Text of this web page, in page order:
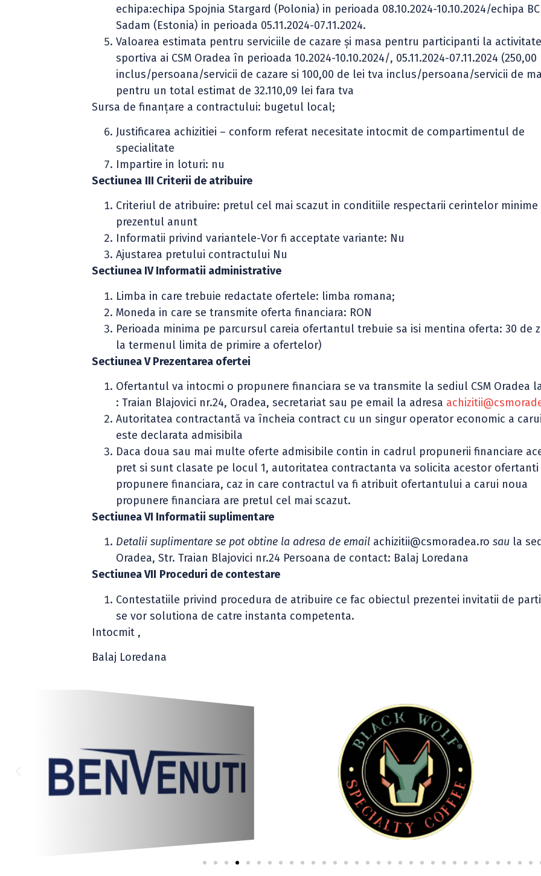
echipa:echipa Spojnia Stargard (Polonia) in perioada 08.10.2024-10.10.2024/echipa
Sadam (Estonia) in perioada 05.11.2024-07.11.2024.
Valoarea estimata pentru serviciile de cazare și masa pentru participanti la
sportiva ai CSM Oradea în perioada 10.2024-10.10.2024/, 05.11.2024-07.11.2024
inclus/persoana/servicii de cazare si 100,00 de lei tva inclus/persoana/servicii de
pentru un total estimat de 32.110,09 lei fara tva
Sursa de finanţare a contractului: bugetul local;
Justificarea achizitiei – conform referat necesitate intocmit de compartimentul de
specialitate
Impartire in loturi: nu
Sectiunea III Criterii de atribuire
Criteriul de atribuire: pretul cel mai scazut in conditiile respectarii cerintelor minime
prezentul anunt
Informatii privind variantele-Vor fi acceptate variante: Nu
Ajustarea pretului contractului Nu
Sectiunea IV Informatii administrative
Limba in care trebuie redactate ofertele: limba romana;
Moneda in care se transmite oferta financiara: RON
Perioada minima pe parcursul careia ofertantul trebuie sa isi mentina oferta: 30 de
la termenul limita de primire a ofertelor)
Sectiunea V Prezentarea ofertei
Ofertantul va intocmi o propunere financiara se va transmite la sediul CSM Oradea
: Traian Blajovici nr.24, Oradea, secretariat sau pe email la adresa
Autoritatea contractantă va încheia contract cu un singur operator economic a
este declarata admisibila
Daca doua sau mai multe oferte admisibile contin in cadrul propunerii financiare
pret si sunt clasate pe locul 1, autoritatea contractanta va solicita acestor
propunere financiara, caz in care contractul va fi atribuit ofertantului a carui noua
propunere financiara are pretul cel mai scazut.
Sectiunea VI Informatii suplimentare
Detalii suplimentare se pot obtine la adresa de email achizitii@csmoradea.ro sau la
Oradea, Str. Traian Blajovici nr.24 Persoana de contact: Balaj Loredana
Sectiunea VII Proceduri de contestare
Contestatiile privind procedura de atribuire ce fac obiectul prezentei invitatii de
se vor solutiona de catre instanta competenta.
Intocmit ,
Balaj Loredana